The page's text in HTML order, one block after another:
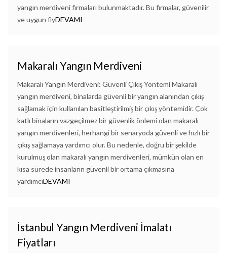
yangın merdiveni firmaları bulunmaktadır. Bu firmalar, güvenilir
ve uygun fiyDEVAMI
Makaralı Yangın Merdiveni
Makaralı Yangın Merdiveni: Güvenli Çıkış Yöntemi Makaralı
yangın merdiveni, binalarda güvenli bir yangın alanından çıkış
sağlamak için kullanılan basitleştirilmiş bir çıkış yöntemidir. Çok
katlı binaların vazgeçilmez bir güvenlik önlemi olan makaralı
yangın merdivenleri, herhangi bir senaryoda güvenli ve hızlı bir
çıkış sağlamaya yardımcı olur. Bu nedenle, doğru bir şekilde
kurulmuş olan makaralı yangın merdivenleri, mümkün olan en
kısa sürede insanların güvenli bir ortama çıkmasına
yardımcıDEVAMI
İstanbul Yangın Merdiveni İmalatı
Fiyatları